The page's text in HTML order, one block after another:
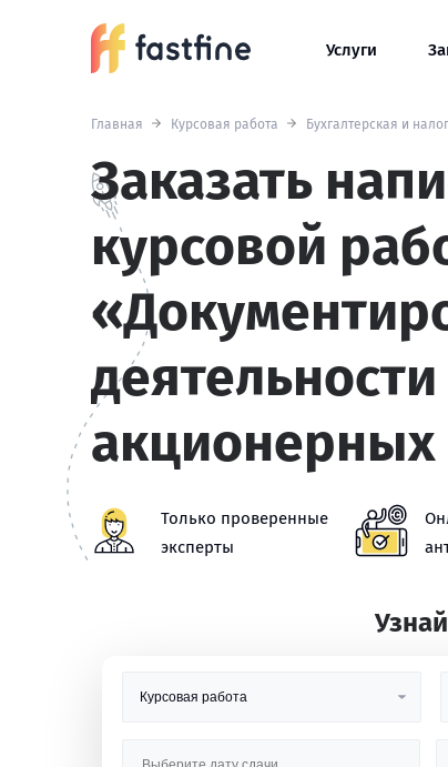
Услуги
Главная Курсовая работа Бухгалтерская и
Заказать
курсовой
деятельности
Только проверенные
эксперты